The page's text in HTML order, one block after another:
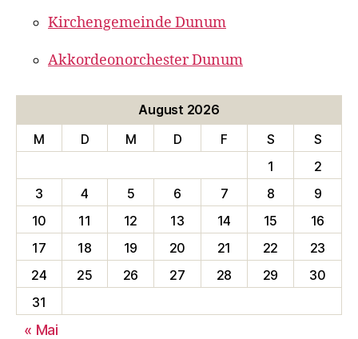
Kirchengemeinde Dunum
Akkordeonorchester Dunum
August 2026
M
D M D F S
S
1
2
3
4 5 6 7 8
9
10
11 12 13 14 15
16
17
18 19 20 21 22
23
24
25 26 27 28 29
30
31
« Mai